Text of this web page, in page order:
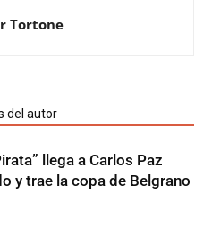
Tortone
del autor
llega a Carlos Paz
y trae la copa de Belgrano